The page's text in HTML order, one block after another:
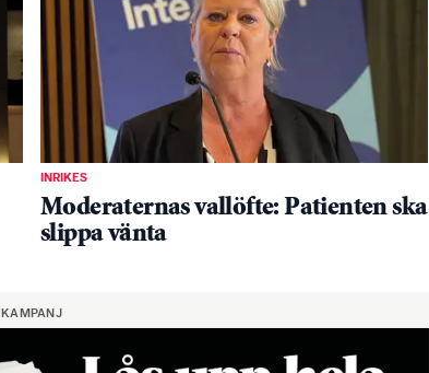
INRIKES
Moderaternas vallöfte: Patienten ska
slippa vänta
KAMPANJ